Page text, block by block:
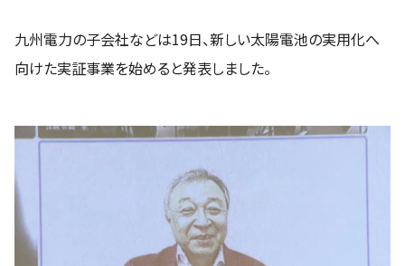
九州電力の子会社などは19日、新しい太陽電池の実用化へ
向けた実証事業を始めると発表しました。